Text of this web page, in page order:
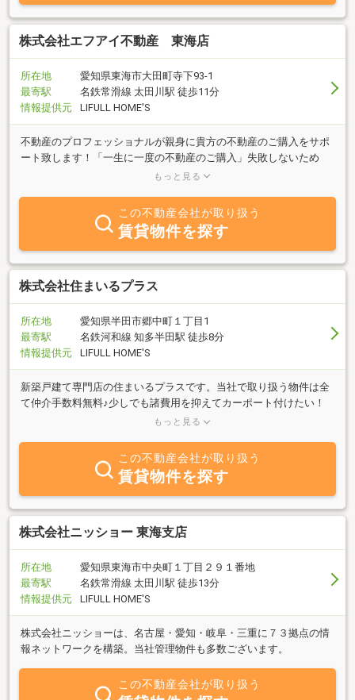
株式会社エフアイ不動産 東海店
所在地
愛知県東海市大田町寺下93-1
最寄駅
名鉄常滑線 太田川駅 徒歩11分
情報提供元
LIFULL HOME'S
不動産のプロフェッショナルが親身に貴方の不動産のご購入をサポ
ート致します！「一生に一度の不動産のご購入」失敗しないため
に、エフアイ不動産のプロフェッショナルが親身に不動産のご購入
もっと見る
この不動産会社が取り扱う
賃貸物件を探す
株式会社住まいるプラス
所在地
愛知県半田市郷中町１丁目1
最寄駅
名鉄河和線 知多半田駅 徒歩8分
情報提供元
LIFULL HOME'S
新築戸建て専門店の住まいるプラスです。当社で取り扱う物件は全
て仲介手数料無料♪少しでも諸費用を抑えてカーポート付けたい！
なんてお客様は住まいるプラスにお任せください！聞くだけOK見る
もっと見る
この不動産会社が取り扱う
賃貸物件を探す
株式会社ニッショー 東海支店
所在地
愛知県東海市中央町１丁目２９１番地
最寄駅
名鉄常滑線 太田川駅 徒歩13分
情報提供元
LIFULL HOME'S
株式会社ニッショーは、名古屋・愛知・岐阜・三重に７３拠点の情
報ネットワークを構築。当社管理物件も多数ございます。
この不動産会社が取り扱う